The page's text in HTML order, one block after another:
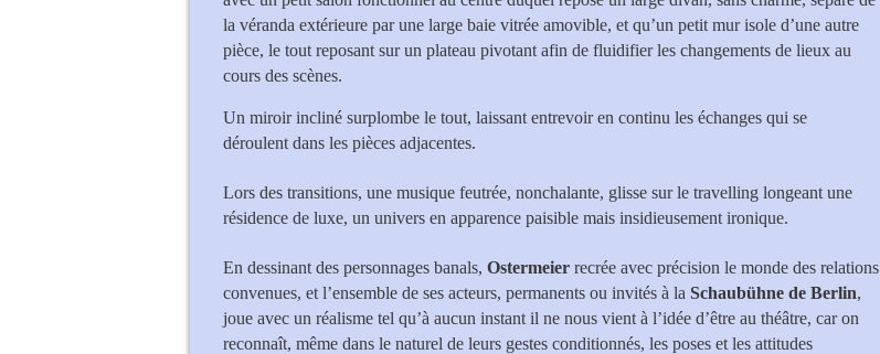
la véranda extérieure par une large baie vitrée amovible, et qu’un petit mur isole d’une autre
pièce, le tout reposant sur un plateau pivotant afin de fluidifier les changements de lieux au
cours des scènes.
Un miroir incliné surplombe le tout, laissant entrevoir en continu les échanges qui se
déroulent dans les pièces adjacentes.
Lors des transitions, une musique feutrée, nonchalante, glisse sur le travelling longeant une
résidence de luxe, un univers en apparence paisible mais insidieusement ironique.
En dessinant des personnages banals, Ostermeier recrée avec précision le monde des relations
convenues, et l’ensemble de ses acteurs, permanents ou invités à la Schaubühne de Berlin,
joue avec un réalisme tel qu’à aucun instant il ne nous vient à l’idée d’être au théâtre, car on
reconnaît, même dans le naturel de leurs gestes conditionnés, les poses et les attitudes